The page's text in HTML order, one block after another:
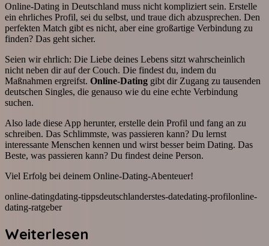
Online-Dating in Deutschland muss nicht kompliziert sein. Erstelle
ein ehrliches Profil, sei du selbst, und traue dich abzusprechen. Den
perfekten Match gibt es nicht, aber eine großartige Verbindung zu
finden? Das geht sicher.
Seien wir ehrlich: Die Liebe deines Lebens sitzt wahrscheinlich
nicht neben dir auf der Couch. Die findest du, indem du
Maßnahmen ergreifst. Online-Dating gibt dir Zugang zu tausenden
deutschen Singles, die genauso wie du eine echte Verbindung
suchen.
Also lade diese App herunter, erstelle dein Profil und fang an zu
schreiben. Das Schlimmste, was passieren kann? Du lernst
interessante Menschen kennen und wirst besser beim Dating. Das
Beste, was passieren kann? Du findest deine Person.
Viel Erfolg bei deinem Online-Dating-Abenteuer!
online-datingdating-tippsdeutschlanderstes-datedating-profilonline-
dating-ratgeber
Weiterlesen